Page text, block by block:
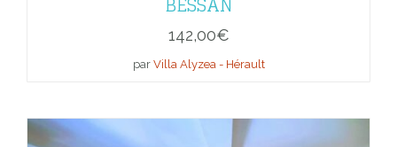
142,00€
par Villa Alyzea - Hérault